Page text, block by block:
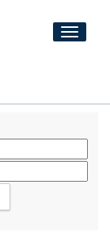
Toggle